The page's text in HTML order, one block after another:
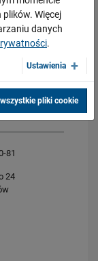
Kolejowych
81
24
Więcej
danych
.
Ustawienia
pliki cookie